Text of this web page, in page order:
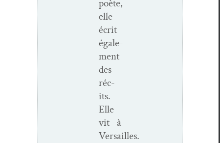
poète,
elle
écrit
égale­
ment
des
réc­
its.
Elle
vit à
Versailles.